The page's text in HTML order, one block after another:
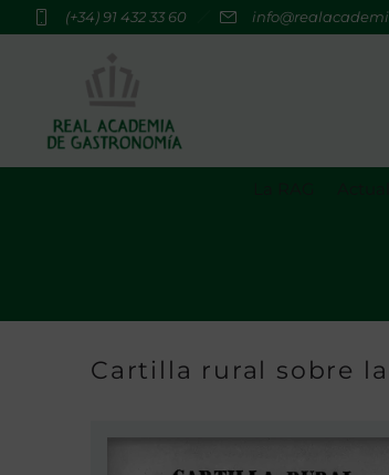
(+34) 91 432 33 60
Cartilla rural sobre